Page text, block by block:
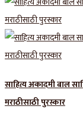
साहित्य अकादमी बाल
मराठीसाठी पुरस्कार